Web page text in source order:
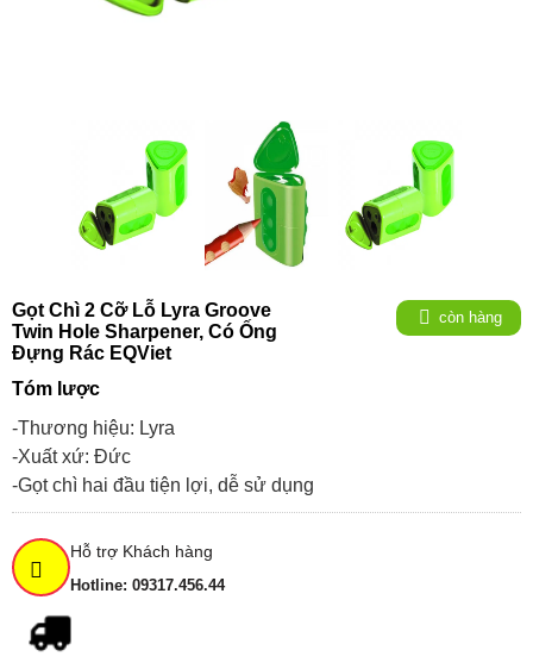
Gọt Chì 2 Cỡ Lỗ Lyra Groove
Twin Hole Sharpener, Có Ống
Đựng Rác EQViet
còn hàng
Tóm lược
-Thương hiệu: Lyra
-Xuất xứ: Đức
-Gọt chì hai đầu tiện lợi, dễ sử dụng
Hỗ trợ Khách hàng
Hotline: 09317.456.44